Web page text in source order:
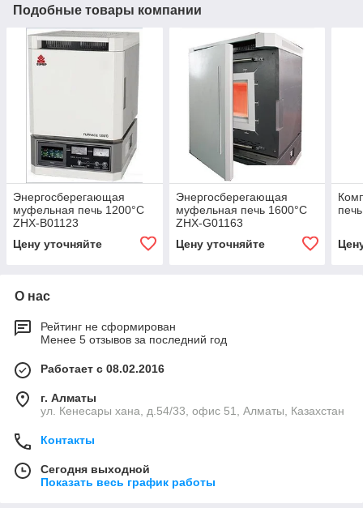
Подобные товары компании
Энергосберегающая
муфельная печь 1200°C
ZHX-B01123
Цену уточняйте
Энергосберегающая
муфельная печь 1600°C
ZHX-G01163
Цену уточняйте
О нас
Рейтинг не сформирован
Менее 5 отзывов за последний год
Работает с 08.02.2016
г. Алматы
ул. Кенесары хана, д.54/33, офис 51, Алматы, Казахстан
Контакты
Сегодня выходной
Показать весь график работы